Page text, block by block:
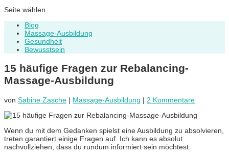
Seite wählen
Blog
Massage-Ausbildung
Gesundheit
Bewusstsein
15 häufige Fragen zur Rebalancing-
Massage-Ausbildung
von Sabine Zasche | Massage-Ausbildung | 2 Kommentare
Wenn du mit dem Gedanken spielst eine Ausbildung zu absolvieren,
treten garantiert einige Fragen auf. Ich kann es absolut
nachvollziehen, dass du rundum informiert sein möchtest.